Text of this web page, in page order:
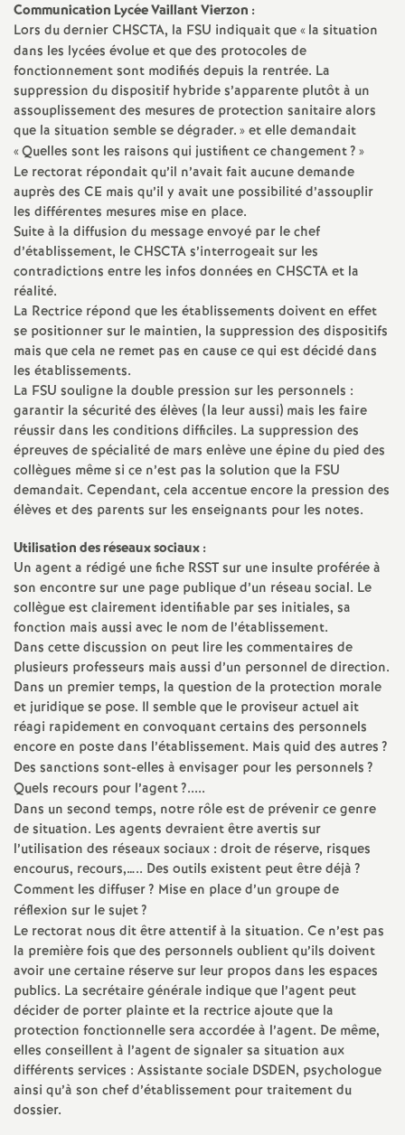
Communication Lycée Vaillant Vierzon :
Lors du dernier CHSCTA, la FSU indiquait que «la situation
dans les lycées évolue et que des protocoles de
fonctionnement sont modifiés depuis la rentrée. La
suppression du dispositif hybride s’apparente plutôt à un
assouplissement des mesures de protection sanitaire alors
que la situation semble se dégrader.» et elle demandait
«Quelles sont les raisons qui justifient ce changement?»
Le rectorat répondait qu’il n’avait fait aucune demande
auprès des CE mais qu’il y avait une possibilité d’assouplir
les différentes mesures mise en place.
Suite à la diffusion du message envoyé par le chef
d’établissement, le CHSCTA s’interrogeait sur les
contradictions entre les infos données en CHSCTA et la
réalité.
La Rectrice répond que les établissements doivent en effet
se positionner sur le maintien, la suppression des dispositifs
mais que cela ne remet pas en cause ce qui est décidé dans
les établissements.
La FSU souligne la double pression sur les personnels :
garantir la sécurité des élèves (la leur aussi) mais les faire
réussir dans les conditions difficiles. La suppression des
épreuves de spécialité de mars enlève une épine du pied des
collègues même si ce n’est pas la solution que la FSU
demandait. Cependant, cela accentue encore la pression des
élèves et des parents sur les enseignants pour les notes.
Utilisation des réseaux sociaux :
Un agent a rédigé une fiche RSST sur une insulte proférée à
son encontre sur une page publique d’un réseau social. Le
collègue est clairement identifiable par ses initiales, sa
fonction mais aussi avec le nom de l’établissement.
Dans cette discussion on peut lire les commentaires de
plusieurs professeurs mais aussi d’un personnel de direction.
Dans un premier temps, la question de la protection morale
et juridique se pose. Il semble que le proviseur actuel ait
réagi rapidement en convoquant certains des personnels
encore en poste dans l’établissement. Mais quid des autres?
Des sanctions sont-elles à envisager pour les personnels?
Quels recours pour l’agent?.....
Dans un second temps, notre rôle est de prévenir ce genre
de situation. Les agents devraient être avertis sur
l’utilisation des réseaux sociaux : droit de réserve, risques
encourus, recours,….. Des outils existent peut être déjà?
Comment les diffuser? Mise en place d’un groupe de
réflexion sur le sujet?
Le rectorat nous dit être attentif à la situation. Ce n’est pas
la première fois que des personnels oublient qu’ils doivent
avoir une certaine réserve sur leur propos dans les espaces
publics. La secrétaire générale indique que l’agent peut
décider de porter plainte et la rectrice ajoute que la
protection fonctionnelle sera accordée à l’agent. De même,
elles conseillent à l’agent de signaler sa situation aux
différents services : Assistante sociale DSDEN, psychologue
ainsi qu’à son chef d’établissement pour traitement du
dossier.